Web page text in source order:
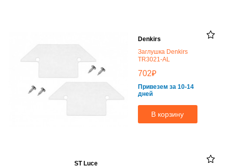
Denkirs
Заглушка Denkirs
TR3021-AL
702₽
Привезем за 10-14
дней
В корзину
ST Luce